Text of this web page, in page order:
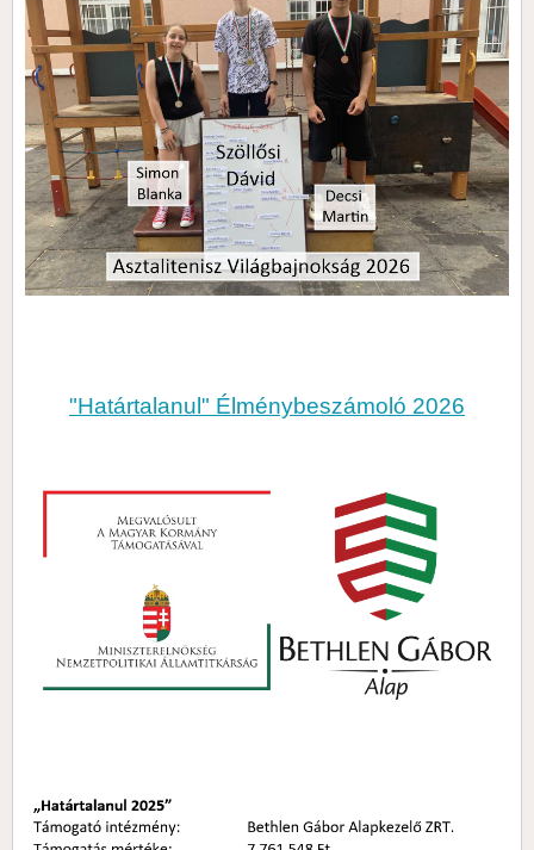
"Határtalanul" Élménybeszámoló 2026